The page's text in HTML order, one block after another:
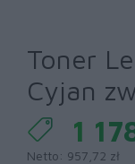
Toner
Cyjan
1
Netto: 957,72 zł